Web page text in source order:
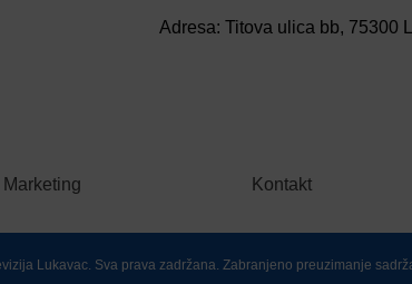
Adresa: Titova ulica bb, 75300
Marketing Kontakt
Lukavac. Sva prava zadržana. Zabranjeno preuzimanje